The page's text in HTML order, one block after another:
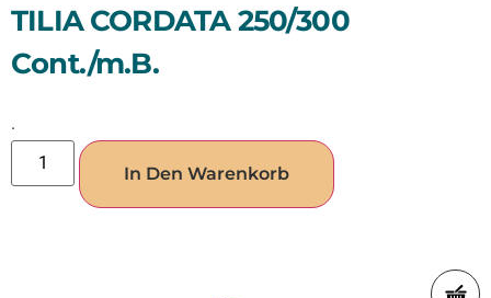
TILIA CORDATA 250/300
Cont./m.B.
.
In Den Warenkorb